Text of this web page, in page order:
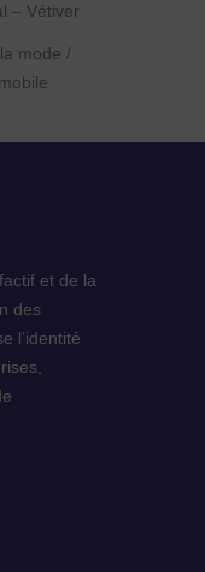
– Vétiver
mode /
et de la
des
l’identité